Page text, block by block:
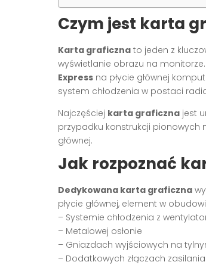
Czym jest karta
Karta graficzna to jeden z
wyświetlanie obrazu na
Express na płycie głównej
system chłodzenia w postaci
Najczęściej karta graficzna jest
przypadku konstrukcji pionowych
głównej.
Jak rozpoznać
Dedykowana karta graficzna
płycie głównej, element w
– Systemie chłodzenia z
– Metalowej osłonie
– Gniazdach wyjściowych na
– Dodatkowych złączach